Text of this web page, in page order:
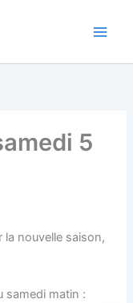
5
nouvelle saison,
samedi matin :